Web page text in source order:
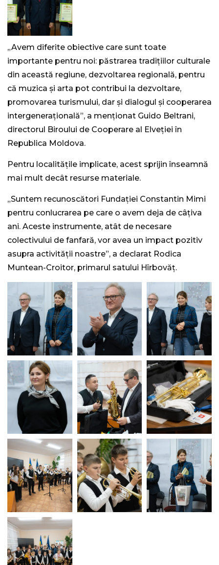
„Avem diferite obiective care sunt toate
importante pentru noi: păstrarea tradițiilor culturale
din această regiune, dezvoltarea regională, pentru
că muzica și arta pot contribui la dezvoltare,
promovarea turismului, dar și dialogul și cooperarea
intergenerațională”, a menționat Guido Beltrani,
directorul Biroului de Cooperare al Elveției în
Republica Moldova.
Pentru localitățile implicate, acest sprijin înseamnă
mai mult decât resurse materiale.
„Suntem recunoscători Fundației Constantin Mimi
pentru conlucrarea pe care o avem deja de câțiva
ani. Aceste instrumente, atât de necesare
colectivului de fanfară, vor avea un impact pozitiv
asupra activității noastre”, a declarat Rodica
Muntean-Croitor, primarul satului Hîrbovăț.